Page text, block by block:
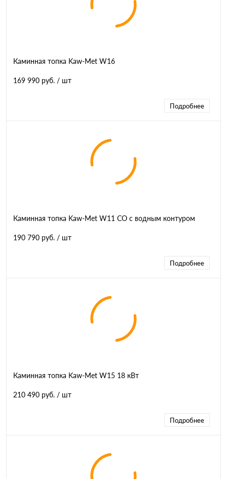
Каминная топка Kaw-Met W16
169 990 руб. / шт
Подробнее
Каминная топка Kaw-Met W11 CO с водным контуром
190 790 руб. / шт
Подробнее
Каминная топка Kaw-Met W15 18 кВт
210 490 руб. / шт
Подробнее